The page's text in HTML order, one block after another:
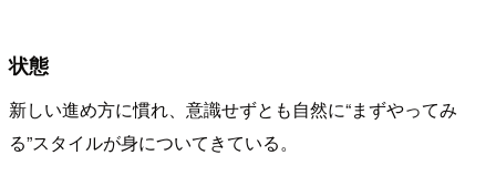
状態
新しい進め方に慣れ、意識せずとも自然に“まずやってみ
る”スタイルが身についてきている。